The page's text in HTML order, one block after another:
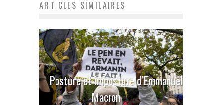
ARTICLES SIMILAIRES
Posture et imposture d’Emmanuel
Macron